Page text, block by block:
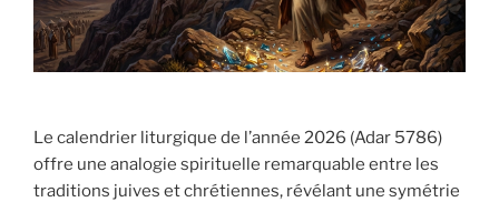
Le calendrier liturgique de l’année 2026 (Adar 5786)
offre une analogie spirituelle remarquable entre les
traditions juives et chrétiennes, révélant une symétrie